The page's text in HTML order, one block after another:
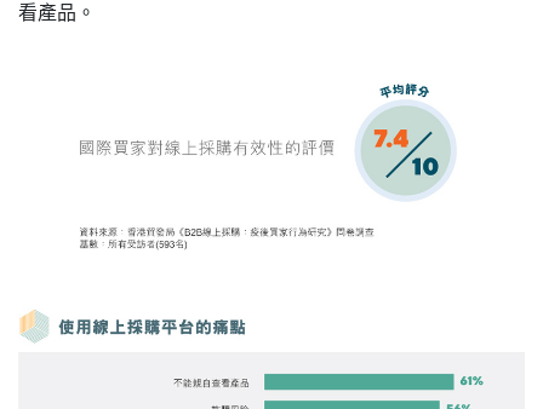
看產品。